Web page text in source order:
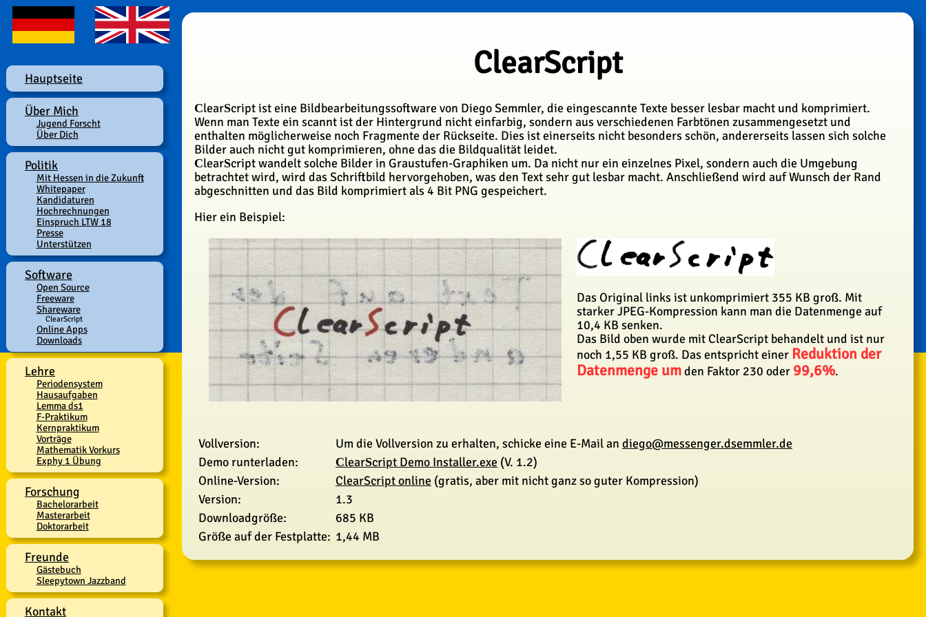
Hauptseite
Über Mich
Jugend Forscht
Über Dich
Politik
Mit Hessen in die Zukunft
Whitepaper
Kandidaturen
Hochrechnungen
Einspruch LTW 18
Presse
Unterstützen
Software
Open Source
Freeware
Shareware
ClearScript
Online Apps
Downloads
Lehre
Periodensystem
Hausaufgaben
Lemma ds1
F-Praktikum
Kernpraktikum
Vorträge
Mathematik Vorkurs
Exphy 1 Übung
Forschung
Bachelorarbeit
Masterarbeit
Doktorarbeit
Freunde
Gästebuch
Sleepytown Jazzband
Kontakt
ClearScript
ClearScript ist eine Bildbearbeitungssoftware von Diego Semmler, die eingescannte Texte besser lesbar macht und komprimiert.
Wenn man Texte ein scannt ist der Hintergrund nicht einfarbig, sondern aus verschiedenen Farbtönen zusammengesetzt und
enthalten möglicherweise noch Fragmente der Rückseite. Dies ist einerseits nicht besonders schön, andererseits lassen sich solche
Bilder auch nicht gut komprimieren, ohne das die Bildqualität leidet.
ClearScript wandelt solche Bilder in Graustufen-Graphiken um. Da nicht nur ein einzelnes Pixel, sondern auch die Umgebung
betrachtet wird, wird das Schriftbild hervorgehoben, was den Text sehr gut lesbar macht. Anschließend wird auf Wunsch der Rand
abgeschnitten und das Bild komprimiert als 4 Bit PNG gespeichert.
Hier ein Beispiel:
Das Original links ist unkomprimiert 355 KB groß. Mit
starker JPEG-Kompression kann man die Datenmenge auf
10,4 KB senken.
Das Bild oben wurde mit ClearScript behandelt und ist nur
noch 1,55 KB groß. Das entspricht einer Reduktion der
Datenmenge umden Faktor 230 oder 99,6%.
Vollversion: Um die Vollversion zu erhalten, schicke eine E-Mail an diego@messenger.dsemmler.de
Demo runterladen:
ClearScript Demo Installer.exe (V. 1.2)
Online-Version:
ClearScript online (gratis, aber mit nicht ganz so guter Kompression)
Version:
1.3
Downloadgröße:
685 KB
Größe auf der Festplatte: 1,44 MB